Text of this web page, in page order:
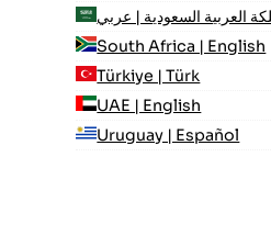
العربية السعودية | عربي
South Africa | English
Türkiye | Türk
UAE | English
Uruguay | Español